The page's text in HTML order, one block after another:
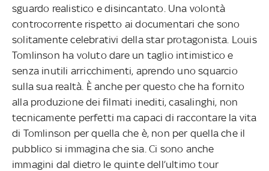
sguardo realistico e disincantato. Una volontà
controcorrente rispetto ai documentari che sono
solitamente celebrativi della star protagonista. Louis
Tomlinson ha voluto dare un taglio intimistico e
senza inutili arricchimenti, aprendo uno squarcio
sulla sua realtà. È anche per questo che ha fornito
alla produzione dei filmati inediti, casalinghi, non
tecnicamente perfetti ma capaci di raccontare la vita
di Tomlinson per quella che è, non per quella che il
pubblico si immagina che sia. Ci sono anche
immagini dal dietro le quinte dell’ultimo tour